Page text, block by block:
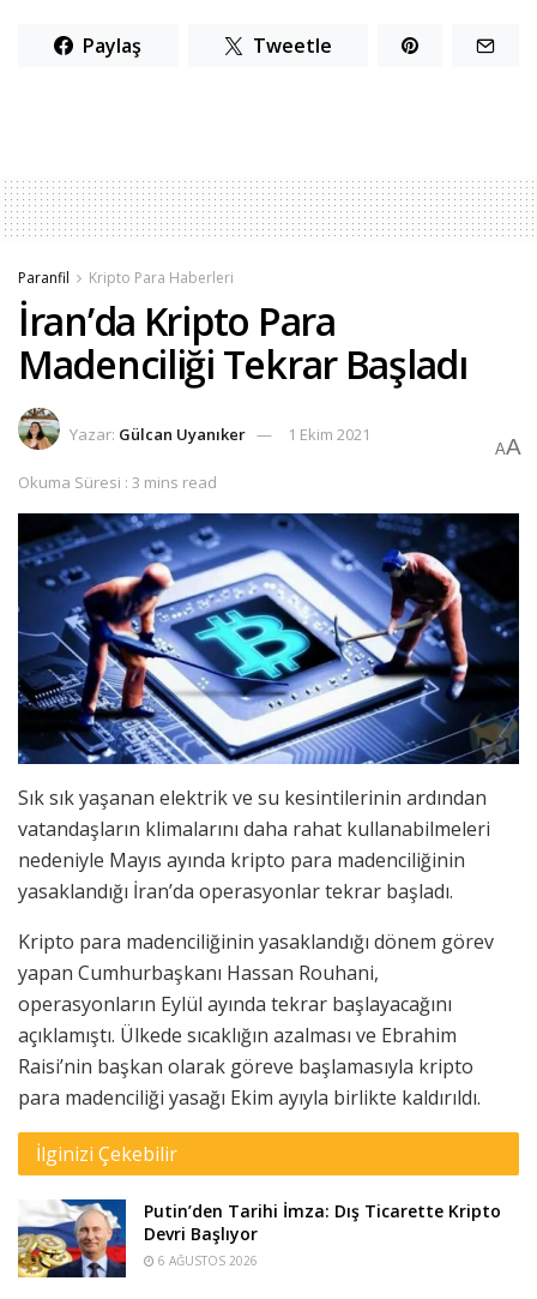
Paylaş Tweetle
Paranfil Kripto Para Haberleri
İran’da Kripto Para
Madenciliği Tekrar Başladı
Yazar: Gülcan Uyanıker 1 Ekim 2021
Okuma Süresi : 3 mins read
AA
Sık sık yaşanan elektrik ve su kesintilerinin ardından
vatandaşların klimalarını daha rahat kullanabilmeleri
nedeniyle Mayıs ayında kripto para madenciliğinin
yasaklandığı İran’da operasyonlar tekrar başladı.
Kripto para madenciliğinin yasaklandığı dönem görev
yapan Cumhurbaşkanı Hassan Rouhani,
operasyonların Eylül ayında tekrar başlayacağını
açıklamıştı. Ülkede sıcaklığın azalması ve Ebrahim
Raisi’nin başkan olarak göreve başlamasıyla kripto
para madenciliği yasağı Ekim ayıyla birlikte kaldırıldı.
İlginizi Çekebilir
Putin’den Tarihi İmza: Dış Ticarette Kripto
Devri Başlıyor
6 AĞUSTOS 2026